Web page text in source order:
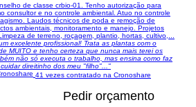
de classe crbio-01. Tenho autorização para
consultor e no controle ambiental. Atuo no controle
Laudos técnicos de poda e remoção de
ambientais, monitoramento e manejo. Projetos
de terreno, roçagem, plantio, hortas, cultivo,...
excelente profissional! Trata as plantas com o
MUITO e tenho certeza que nunca mais terei os
não só executa o trabalho, mas ensina como faz
direitinho dos meu "filho"..."
41 vezes contratado na Cronoshare
Pedir orçamento